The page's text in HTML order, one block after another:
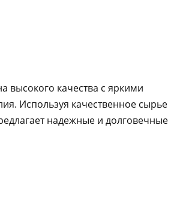
высокого качества с яркими
Используя качественное сырье
надежные и долговечные